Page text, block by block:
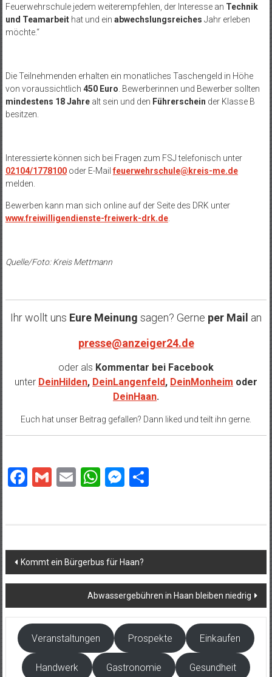
Feuerwehrschule jedem weiterempfehlen, der Interesse an Technik
und Teamarbeithat und ein abwechslungsreiches Jahr erleben
möchte.“
Die Teilnehmenden erhalten ein monatliches Taschengeld in Höhe
von voraussichtlich 450 Euro. Bewerberinnen und Bewerber sollten
mindestens 18 Jahrealt sein und den Führerschein der Klasse B
besitzen.
Interessierte können sich bei Fragen zum FSJ telefonisch unter
02104/1778100oder E-Mailfeuerwehrschule@kreis-me.de
melden.
Bewerben kann man sich online auf der Seite des DRK unter
www.freiwilligendienste-freiwerk-drk.de.
Quelle/Foto: Kreis Mettmann
Ihr wollt uns Eure Meinung sagen? Gerne per Mail an
presse@anzeiger24.de
oder als Kommentar bei Facebook
unter DeinHilden, DeinLangenfeld, DeinMonheim oder
DeinHaan.
Euch hat unser Beitrag gefallen? Dann liked und teilt ihn gerne.
Facebook
GmailEmailWhatsApp
Messenger
Beitragsnavigation
Kommt ein Bürgerbus für Haan?
Abwassergebühren in Haan bleiben niedrig
Veranstaltungen Prospekte Einkaufen
Handwerk Gastronomie Gesundheit